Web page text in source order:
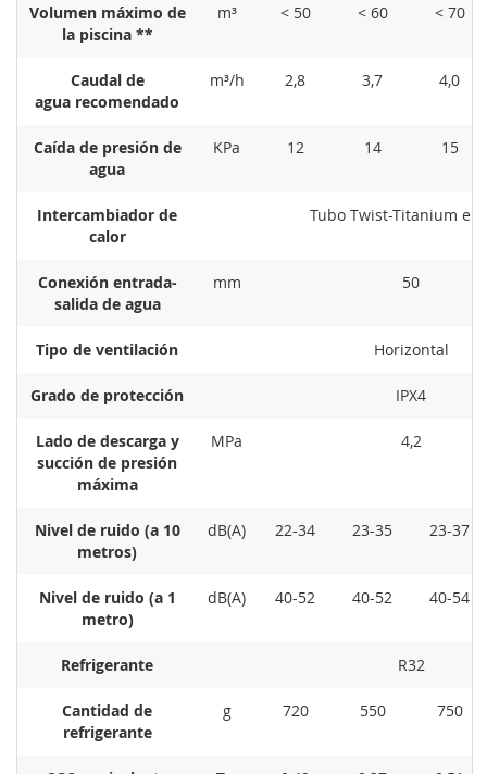
Volumen máximo de
la piscina **
m³ < 50 < 60 < 70
Caudal de
agua recomendado
m³/h 2,8 3,7 4,0
Caída de presión de
agua
KPa 12 14 15
Intercambiador de
calor
Tubo Twist-Titanium en
Conexión entrada-
salida de agua
mm 50
Tipo de ventilación Horizontal
Grado de protección IPX4
Lado de descarga y
succión de presión
máxima
MPa 4,2
Nivel de ruido (a 10
metros)
dB(A) 22-34 23-35 23-37
Nivel de ruido (a 1
metro)
dB(A) 40-52 40-52 40-54
Refrigerante R32
Cantidad de
refrigerante
g 720 550 750